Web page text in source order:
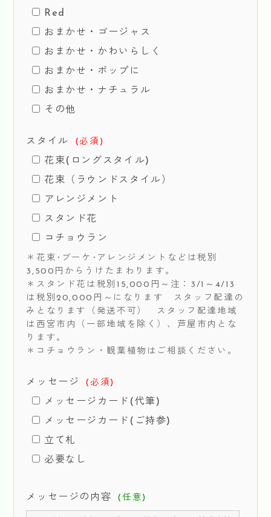
Red
おまかせ・ゴージャス
おまかせ・かわいらしく
おまかせ・ポップに
おまかせ・ナチュラル
その他
スタイル (必須)
花束(ロングスタイル)
花束（ラウンドスタイル）
アレンジメント
スタンド花
コチョウラン
＊花束･ブーケ･アレンジメントなどは税別
3,500円からうけたまわります。
＊スタンド花は税別15,000円～注：3/1～4/13
は税別20,000円～になります スタッフ配達の
みとなります（発送不可） スタッフ配達地域
は西宮市内（一部地域を除く）、芦屋市内とな
ります。
＊コチョウラン・観葉植物はご相談ください。
メッセージ (必須)
メッセージカード(代筆)
メッセージカード(ご持参)
立て札
必要なし
メッセージの内容 (任意)